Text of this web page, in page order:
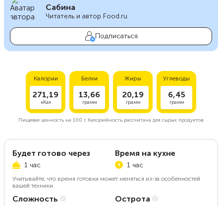
Сабина
Читатель и автор Food.ru
Подписаться
Калории
271,19
кКал
Белки
13,66
грамм
Жиры
20,19
грамм
Углеводы
6,45
грамм
Пищевая ценность на 100 г.Калорийность рассчитана для сырых продуктов.
Будет готово через
1 час
Время на кухне
1 час
Учитывайте, что время готовки может меняться из-за особенностей
вашей техники.
Сложность
Острота